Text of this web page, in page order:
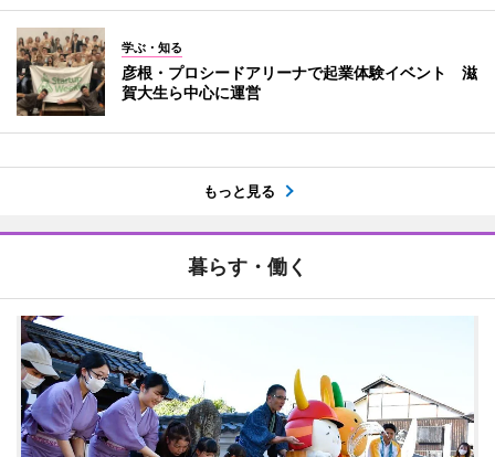
学ぶ・知る
彦根・プロシードアリーナで起業体験イベント 滋
賀大生ら中心に運営
もっと見る
暮らす・働く